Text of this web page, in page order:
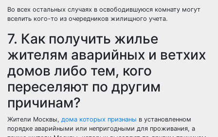
Во всех остальных случаях в освободившуюся комнату могут
вселить кого-то из очередников жилищного учета.
7. Как получить жилье
жителям аварийных и ветхих
домов либо тем, кого
переселяют по другим
причинам?
Жители Москвы, дома которых признаны в установленном
порядке аварийными или непригодными для проживания, а